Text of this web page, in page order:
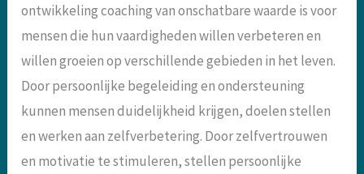
ontwikkeling coaching van onschatbare waarde is voor
mensen die hun vaardigheden willen verbeteren en
willen groeien op verschillende gebieden in het leven.
Door persoonlijke begeleiding en ondersteuning
kunnen mensen duidelijkheid krijgen, doelen stellen
en werken aan zelfverbetering. Door zelfvertrouwen
en motivatie te stimuleren, stellen persoonlijke